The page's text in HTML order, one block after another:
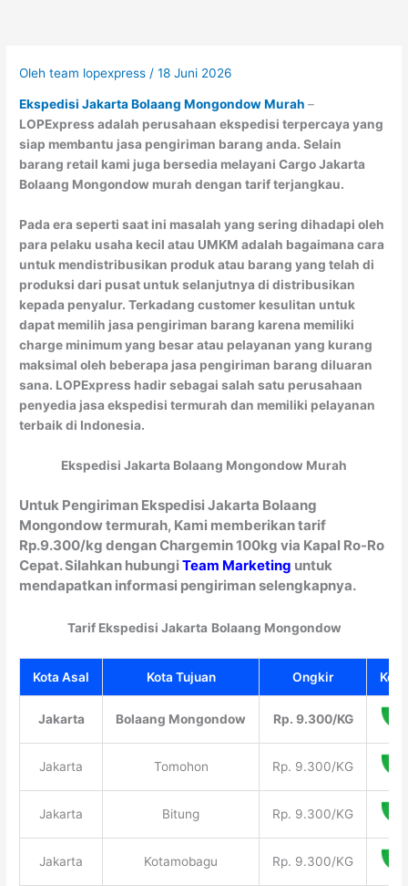
Olehteam lopexpress /18 Juni 2026
Ekspedisi Jakarta Bolaang Mongondow Murah–
LOPExpress adalah perusahaan ekspedisi terpercaya yang
siap membantu jasa pengiriman barang anda. Selain
barang retail kami juga bersedia melayani Cargo Jakarta
Bolaang Mongondow murah dengan tarif terjangkau.
Pada era seperti saat ini masalah yang sering dihadapi oleh
para pelaku usaha kecil atau UMKM adalah bagaimana cara
untuk mendistribusikan produk atau barang yang telah di
produksi dari pusat untuk selanjutnya di distribusikan
kepada penyalur. Terkadang customer kesulitan untuk
dapat memilih jasa pengiriman barang karena memiliki
charge minimum yang besar atau pelayanan yang kurang
maksimal oleh beberapa jasa pengiriman barang diluaran
sana. LOPExpress hadir sebagai salah satu perusahaan
penyedia jasa ekspedisi termurah dan memiliki pelayanan
terbaik di Indonesia.
Ekspedisi Jakarta Bolaang Mongondow Murah
Untuk Pengiriman Ekspedisi Jakarta Bolaang
Mongondow termurah, Kami memberikan tarif
Rp.9.300/kg dengan Chargemin 100kg via Kapal Ro-Ro
Cepat. Silahkan hubungiTeam Marketing untuk
mendapatkan informasi pengiriman selengkapnya.
Tarif Ekspedisi Jakarta Bolaang Mongondow
Kota Asal Kota Tujuan Ongkir
Jakarta Bolaang Mongondow Rp. 9.300/KG
Jakarta Tomohon Rp. 9.300/KG
Jakarta Bitung Rp. 9.300/KG
Jakarta Kotamobagu Rp. 9.300/KG